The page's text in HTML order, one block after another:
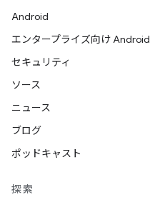
Android
エンタープライズ向け Android
セキュリティ
ソース
ニュース
ブログ
ポッドキャスト
探索